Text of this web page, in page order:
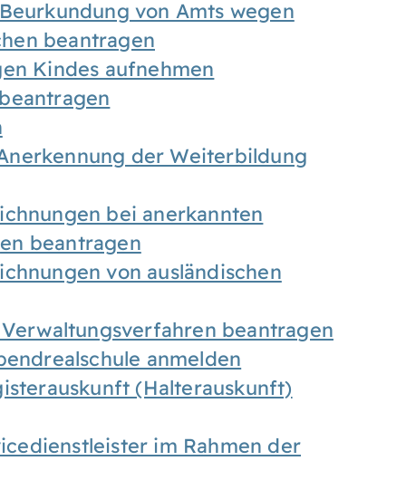
von Amts wegen
beantragen
Kindes aufnehmen
der Weiterbildung
bei anerkannten
beantragen
von ausländischen
beantragen
anmelden
(Halterauskunft)
im Rahmen der